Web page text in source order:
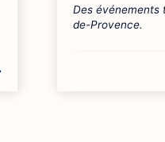
Des événements
de-Provence.